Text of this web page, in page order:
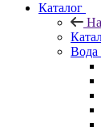
Каталог
Вода